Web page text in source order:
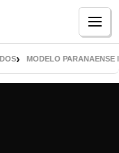
MODELO PARANAENSE